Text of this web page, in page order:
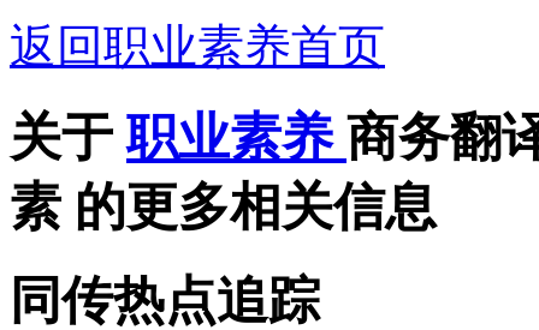
返回职业素养首页
关于职业素养 商务翻
素 的更多相关信息
同传热点追踪